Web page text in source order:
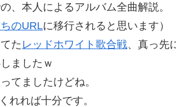
、本人によるアルバム全曲解説。
のURLに移行されると思います）
た レッドホワイト歌合戦、真っ先
ましたｗ
てましたけどね。
れれば十分です。